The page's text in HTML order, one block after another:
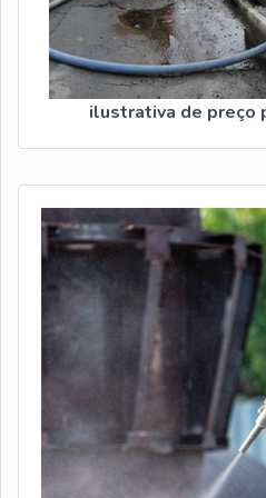
ilustrativa de preço